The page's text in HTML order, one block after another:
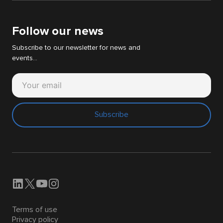
Support Cyllene
Follow our news
Subscribe to our newsletter for news and
events...
Subscribe
Terms of use
Privacy policy